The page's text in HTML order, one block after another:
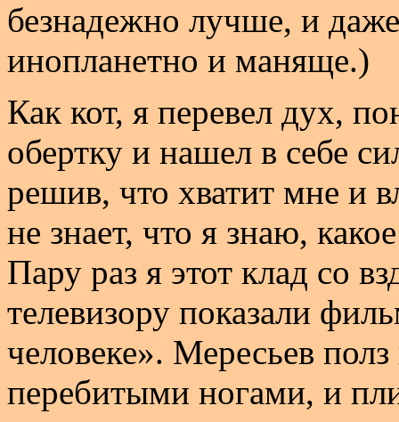
безнадежно лучше, и
инопланетно и маняще.)
Как кот, я перевел дух,
обертку и нашел в себе
решив, что хватит мне и
не знает, что я знаю,
Пару раз я этот клад со
телевизору показали
человеке». Мересьев
перебитыми ногами, и